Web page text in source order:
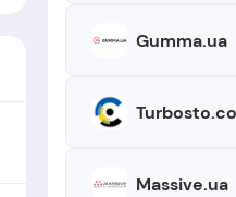
Gumma.ua
Massive.ua